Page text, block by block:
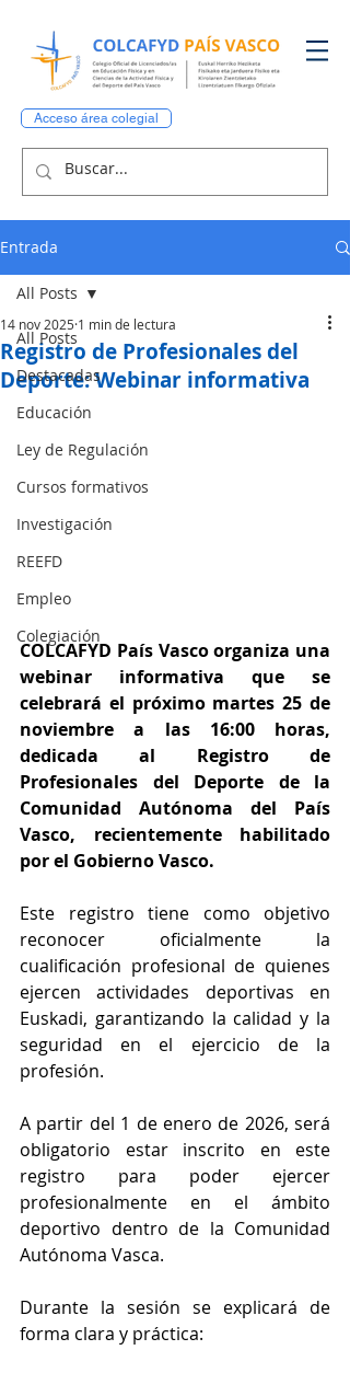
Acceso área colegial
Entrada
All Posts
Destacadas
Educación
Ley de Regulación
Cursos formativos
Investigación
REEFD
Empleo
Colegiación
All Posts
Registro de Profesionales del
Deporte: Webinar informativa
14 nov 2025 1 min de lectura
COLCAFYD País Vasco organiza una
webinar informativa que se
celebrará el próximo martes 25 de
noviembre a las 16:00 horas,
dedicada al Registro de
Profesionales del Deporte de la
Comunidad Autónoma del País
Vasco, recientemente habilitado
por el Gobierno Vasco.
Este registro tiene como objetivo
reconocer oficialmente la
cualificación profesional de quienes
ejercen actividades deportivas en
Euskadi, garantizando la calidad y la
seguridad en el ejercicio de la
profesión.
A partir del 1 de enero de 2026, será
obligatorio estar inscrito en este
registro para poder ejercer
profesionalmente en el ámbito
deportivo dentro de la Comunidad
Autónoma Vasca.
Durante la sesión se explicará de
forma clara y práctica: